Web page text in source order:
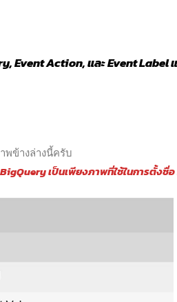
Event Action, และ Event Label
พข้างล่างนี้ครับ
เป็นเพียงภาพที่ใช้ในการตั้งชื่อ